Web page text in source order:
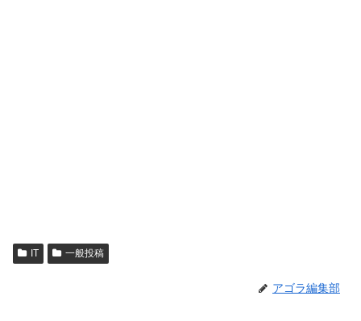
IT 一般投稿
アゴラ編集部